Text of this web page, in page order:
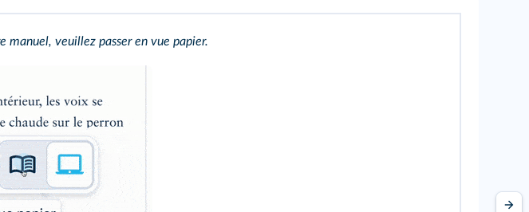
manuel, veuillez passer en vue papier.